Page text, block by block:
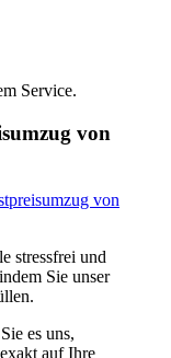
Service.
von
von
stressfrei und
Sie unser
es uns,
auf Ihre